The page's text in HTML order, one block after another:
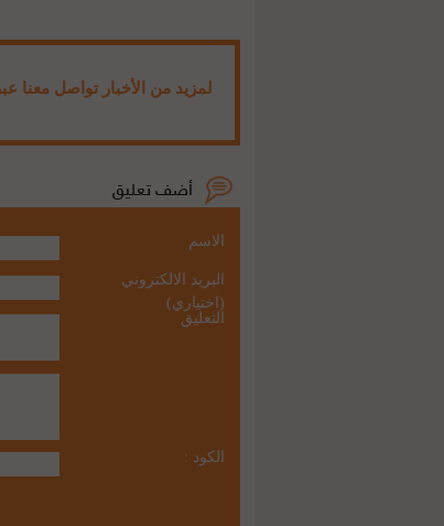
لمزيد من الأخبار تواصل معنا
الاسم
البريد الالكتروني
(اختياري)
التعليق
الكود :